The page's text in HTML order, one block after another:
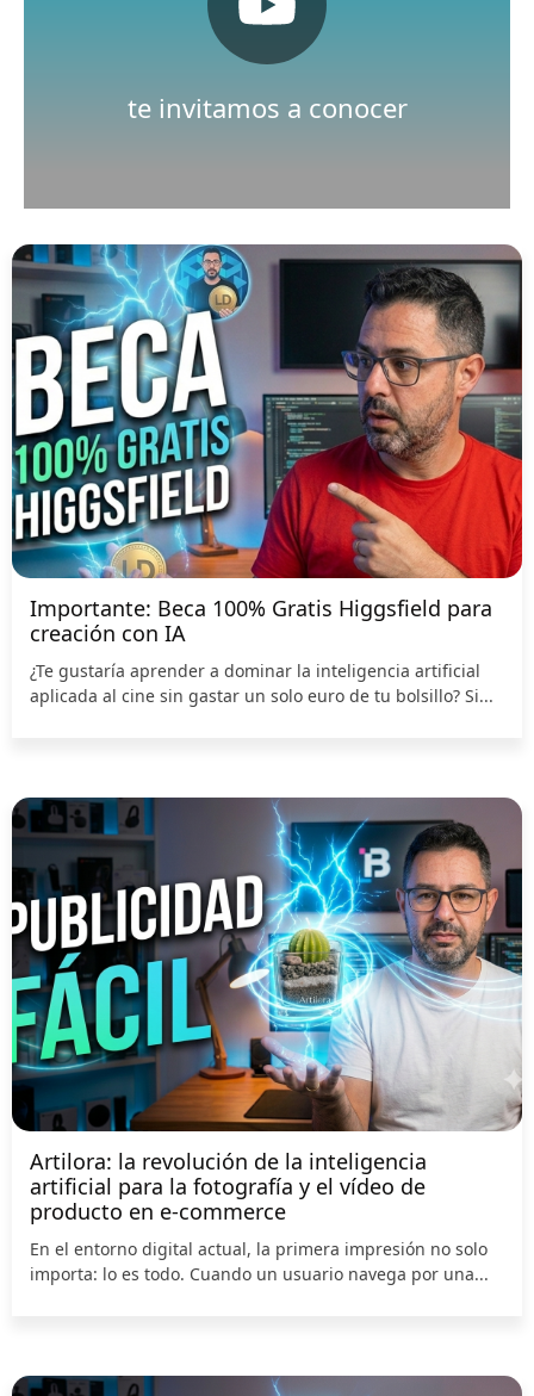
te invitamos a conocer
Nuestro canal de Youtube
Pulsa aquí
Importante: Beca 100% Gratis Higgsfield para
creación con IA
¿Te gustaría aprender a dominar la inteligencia artificial
aplicada al cine sin gastar un solo euro de tu bolsillo? Si...
Artilora: la revolución de la inteligencia
artificial para la fotografía y el vídeo de
producto en e-commerce
En el entorno digital actual, la primera impresión no solo
importa: lo es todo. Cuando un usuario navega por una...